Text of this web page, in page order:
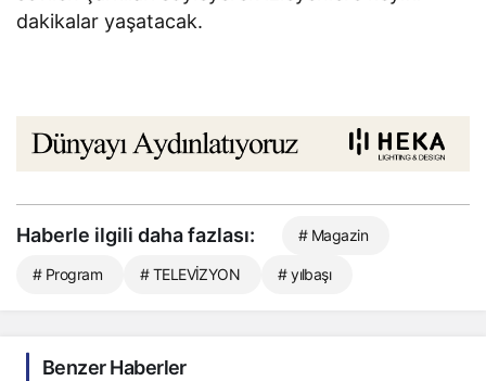
dakikalar yaşatacak.
Haberle ilgili daha fazlası: # Magazin
# Program # TELEVİZYON # yılbaşı
Benzer Haberler